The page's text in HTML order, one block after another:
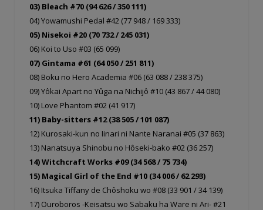
03) Bleach #70 (94 626 / 350 111)
04) Yowamushi Pedal #42 (77 948 / 169 333)
05) Nisekoi #20 (70 732 / 245 031)
06) Koi to Uso #03 (65 099)
07) Gintama #61 (64 050 / 251 811)
08) Boku no Hero Academia #06 (63 088 / 238 375)
09) Yôkai Apart no Yûga na Nichijô #10 (43 867 / 44 080)
10) Love Phantom #02 (41 917)
11) Baby-sitters #12 (38 505 / 101 087)
12) Kurosaki-kun no Iinari ni Nante Naranai #05 (37 863)
13) Nanatsuya Shinobu no Hôseki-bako #02 (36 257)
14) Witchcraft Works #09 (34 568 / 75 734)
15) Magical Girl of the End #10 (34 006 / 62 293)
16) Itsuka Tiffany de Chôshoku wo #08 (33 901 / 34 139)
17) Ouroboros -Keisatsu wo Sabaku ha Ware ni Ari- #21